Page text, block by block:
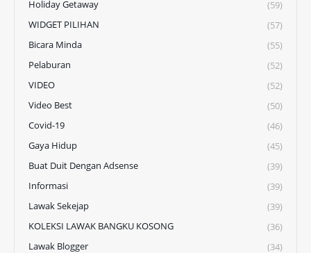
Holiday Getaway
(59)
WIDGET PILIHAN
(57)
Bicara Minda
(55)
Pelaburan
(52)
VIDEO
(52)
Video Best
(50)
Covid-19
(46)
Gaya Hidup
(45)
Buat Duit Dengan Adsense
(39)
Informasi
(39)
Lawak Sekejap
(39)
KOLEKSI LAWAK BANGKU KOSONG
(36)
Lawak Blogger
(34)